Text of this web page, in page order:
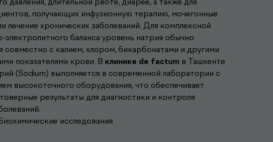
получающих инфузионную терапию, мочегонные
лечение хронических заболеваний. Для комплексной
электролитного баланса уровень натрия обычно
совместно с калием, хлором, бикарбонатами и другими
показателями крови. В клинике de factum в Ташкенте
(Sodium) выполняется в современной лаборатории с
высокоточного оборудования, что обеспечивает
результаты для диагностики и контроля
исследования